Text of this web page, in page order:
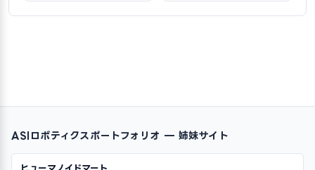
ASIロボティクスポートフォリオ — 姉妹サイト
ヒューマノイドマート